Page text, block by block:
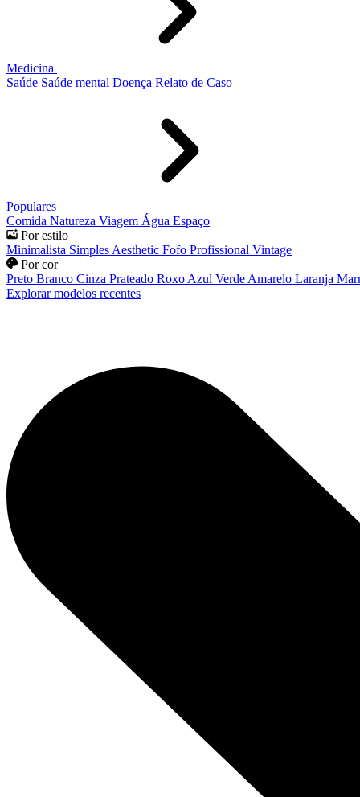
Medicina
Saúde Saúde mental Doença Relato de Caso
Populares
Comida Natureza Viagem Água Espaço
Por estilo
Minimalista Simples Aesthetic Fofo Profissional Vintage
Por cor
Preto Branco Cinza Prateado Roxo Azul Verde Amarelo Laranja
Explorar modelos recentes